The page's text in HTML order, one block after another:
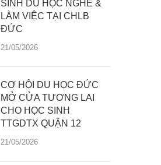
SINH DU HỌC NGHỀ &
LÀM VIỆC TẠI CHLB
ĐỨC
21/05/2026
CƠ HỘI DU HỌC ĐỨC
MỞ CỬA TƯƠNG LAI
CHO HỌC SINH
TTGDTX QUẬN 12
21/05/2026